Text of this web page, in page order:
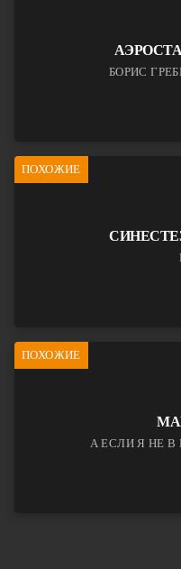
БОРИС
ПОХОЖИЕ
ПОХОЖИЕ
А ЕСЛИ Я НЕ